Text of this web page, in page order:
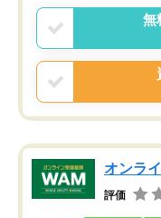
無
オンラ
評価